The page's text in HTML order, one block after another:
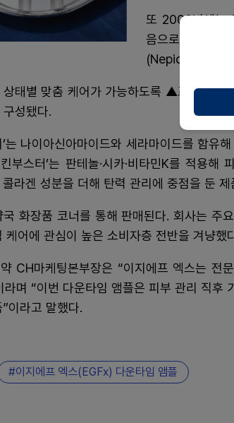
또 2008년에는
음으로 세계보건
(Nepidermin)’을
상태별 맞춤 케어가 가능하도록 ▲포스트
성됐다.
’는 나이아신아마이드와 세라마이드를 함유
부스터’는 판테놀·시카·비타민K를 적용해
콜라겐 성분을 더해 탄력 관리에 중점을 둔 제
화장품 코너를 통해 판매된다. 회사는 주
케어에 관심이 높은 소비자층 전반을 겨냥했
CH마케팅본부장은 “이지에프 엑스는 전
라며 “이번 다운타임 앰플은 피부 관리 직후
이라고 말했다.
이지에프 엑스(EGFx) 다운타임 앰플